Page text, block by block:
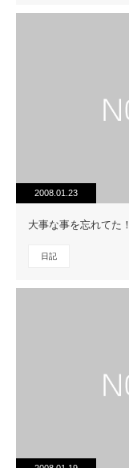
2008.01.23
大事な事を忘れてた！
日記